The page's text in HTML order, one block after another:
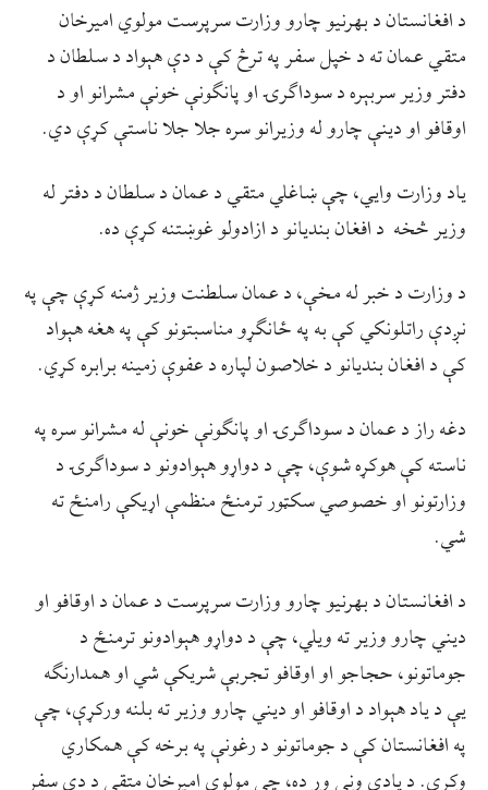
د افغانستان د بهرنيو چارو وزارت سرپرست مولوي اميرخان
متقي عمان ته د خپل سفر په ترڅ کې د دې هېواد د سلطان د
دفتر وزير سربېره د سوداګرۍ او پانګونې خونې مشرانو او د
اوقافو او دينې چارو له وزيرانو سره جلا جلا ناستې کړې دي.
ياد وزارت وايي، چې ښاغلي متقي د عمان د سلطان د دفتر له
وزير څخه د افغان بنديانو د ازادولو غوښتنه کړې ده.
د وزارت د خبر له مخې، د عمان سلطنت وزیر ژمنه کړې چې په
نږدې راتلونکي کې به په ځانګړو مناسبتونو کې په هغه هېواد
کې د افغان بندیانو د خلاصون لپاره د عفوې زمینه برابره کړي.
دغه راز د عمان د سوداګرۍ او پانګونې خونې له مشرانو سره په
ناسته کې هوکړه شوې، چې د دواړو هېوادونو د سوداګرۍ د
وزارتونو او خصوصي سکټور ترمنځ منظمې اړیکې رامنځ ته
شي.
د افغانستان د بهرنيو چارو وزارت سرپرست د عمان د اوقافو او
دیني چارو وزیر ته ويلي، چې د دواړو هېوادونو ترمنځ د
جوماتونو، حجاجو او اوقافو تجربې شریکې شي او همدارنګه
یې د یاد هېواد د اوقافو او دیني چارو وزیر ته بلنه ورکړې، چې
په افغانستان کې د جوماتونو د رغونې په برخه کې همکاري
وکړي. د يادې ونې وړ ده، چې مولوي اميرخان متقي د دې سفر